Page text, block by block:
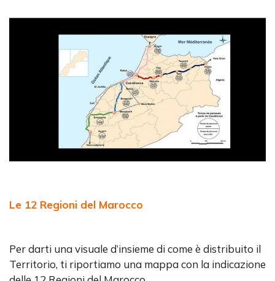
Le 12 Regioni del Marocco
Per darti una visuale d’insieme di come è distribuito il
Territorio, ti riportiamo una mappa con la indicazione